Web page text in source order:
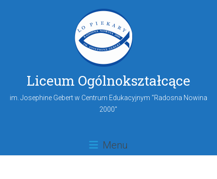
Liceum Ogólnokształcące
im. Josephine Gebert w Centrum Edukacyjnym "Radosna Nowina
2000"
Menu